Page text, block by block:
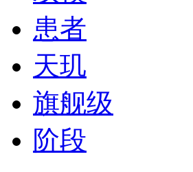
患者
天玑
旗舰级
阶段